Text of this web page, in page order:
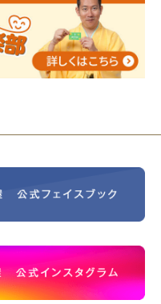
＠小さな家族葬ハウ
を書いてみよう！
年記念式典 レンブラ